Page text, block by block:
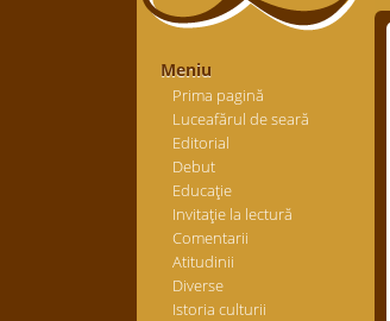
Meniu
Prima pagină
Luceafărul de seară
Editorial
Debut
Educaţie
Invitaţie la lectură
Comentarii
Atitudinii
Diverse
Istoria culturii